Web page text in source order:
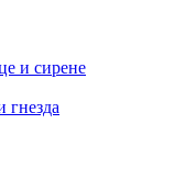
и сирене